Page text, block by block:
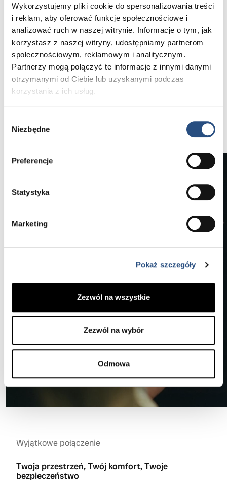
Wykorzystujemy pliki cookie do spersonalizowania treści
i reklam, aby oferować funkcje społecznościowe i
analizować ruch w naszej witrynie. Informacje o tym, jak
korzystasz z naszej witryny, udostępniamy partnerom
społecznościowym, reklamowym i analitycznym.
Partnerzy mogą połączyć te informacje z innymi danymi
otrzymanymi od Ciebie lub uzyskanymi podczas
korzystania z ich usług.
zgody
Niezbędne
Preferencje
Statystyka
Marketing
Pokaż szczegóły
Zezwól na wszystkie
Zezwól na wybór
Odmowa
Zaawansowana technologia
Volvo EX90 wyposażyliśmy w intuicyjny system
infotainment oparty na Google z łącznością 5G,
audio Bose Premium, funkcję autonomicznej
jazdy oraz czterostrefową klimatyzację. Dzięki
akumulatorowi o pojemności do 111 kWh
przejedziesz nawet 600 km na jednym
ładowaniu – bez emisji spalin.
Umów się z Doradcą
Wyjątkowe połączenie
Twoja przestrzeń, Twój komfort, Twoje
bezpieczeństwo